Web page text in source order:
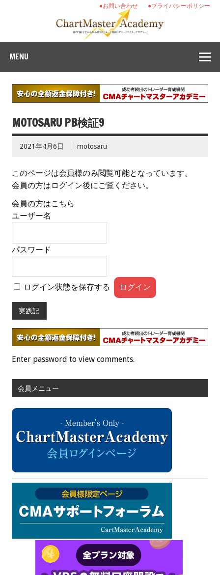
●プライバシーポリシー
●お問い合わせ
MENU
MOTOSARU PB検証9
2021年4月6日 motosaru
このページは会員様のみ閲覧可能となっています。
会員の方はログイン後にご覧ください。
会員の方はこちら
ユーザー名
パスワード
ログイン状態を保存する
実践記
Enter password to view comments.
会員メニュー